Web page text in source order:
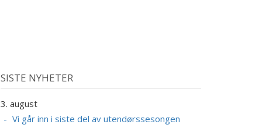
SISTE NYHETER
3. august
Vi går inn i siste del av utendørssesongen